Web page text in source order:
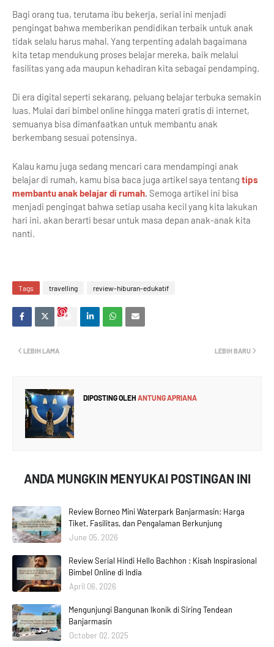
Bagi orang tua, terutama ibu bekerja, serial ini menjadi
pengingat bahwa memberikan pendidikan terbaik untuk anak
tidak selalu harus mahal. Yang terpenting adalah bagaimana
kita tetap mendukung proses belajar mereka, baik melalui
fasilitas yang ada maupun kehadiran kita sebagai pendamping.
Di era digital seperti sekarang, peluang belajar terbuka semakin
luas. Mulai dari bimbel online hingga materi gratis di internet,
semuanya bisa dimanfaatkan untuk membantu anak
berkembang sesuai potensinya.
Kalau kamu juga sedang mencari cara mendampingi anak
belajar di rumah, kamu bisa baca juga artikel saya tentang tips
membantu anak belajar di rumah. Semoga artikel ini bisa
menjadi pengingat bahwa setiap usaha kecil yang kita lakukan
hari ini, akan berarti besar untuk masa depan anak-anak kita
nanti.
Tags travelling review-hiburan-edukatif
LEBIH BARU
LEBIH LAMA
DIPOSTING OLEH ANTUNG APRIANA
ANDA MUNGKIN MENYUKAI POSTINGAN INI
Review Borneo Mini Waterpark Banjarmasin: Harga
Tiket, Fasilitas, dan Pengalaman Berkunjung
June 05, 2026
Review Serial Hindi Hello Bachhon : Kisah Inspirasional
Bimbel Online di India
April 06, 2026
Mengunjungi Bangunan Ikonik di Siring Tendean
Banjarmasin
October 02, 2025